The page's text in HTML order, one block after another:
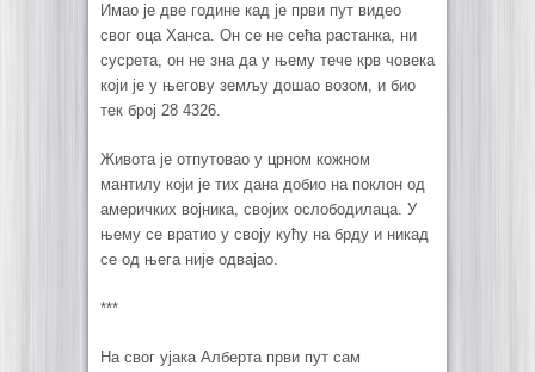
Имао је две године кад је први пут видео
свог оца Ханса. Он се не сећа растанка, ни
сусрета, он не зна да у њему тече крв човека
који је у његову земљу дошао возом, и био
тек број 28 4326.
Живота је отпутовао у црном кожном
мантилу који је тих дана добио на поклон од
америчких војника, својих ослободилаца. У
њему се вратио у своју кућу на брду и никад
се од њега није одвајао.
***
На свог ујака Алберта први пут сам